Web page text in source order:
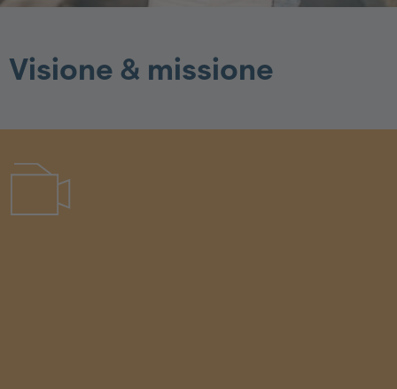
Visione & missione